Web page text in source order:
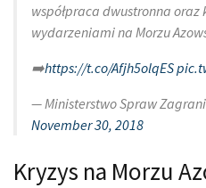
współpraca dwustronna
wydarzeniami na Morzu
➡️https://t.co/Afjh5olqES
— Ministerstwo Spraw
November 30, 2018
Kryzys na Morzu